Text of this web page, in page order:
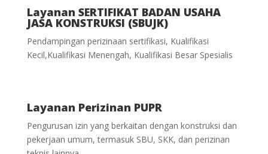
Layanan SERTIFIKAT BADAN USAHA
JASA KONSTRUKSI (SBUJK)
Pendampingan perizinaan sertifikasi, Kualifikasi
Kecil,Kualifikasi Menengah, Kualifikasi Besar Spesialis
Layanan Perizinan PUPR
Pengurusan izin yang berkaitan dengan konstruksi dan
pekerjaan umum, termasuk SBU, SKK, dan perizinan